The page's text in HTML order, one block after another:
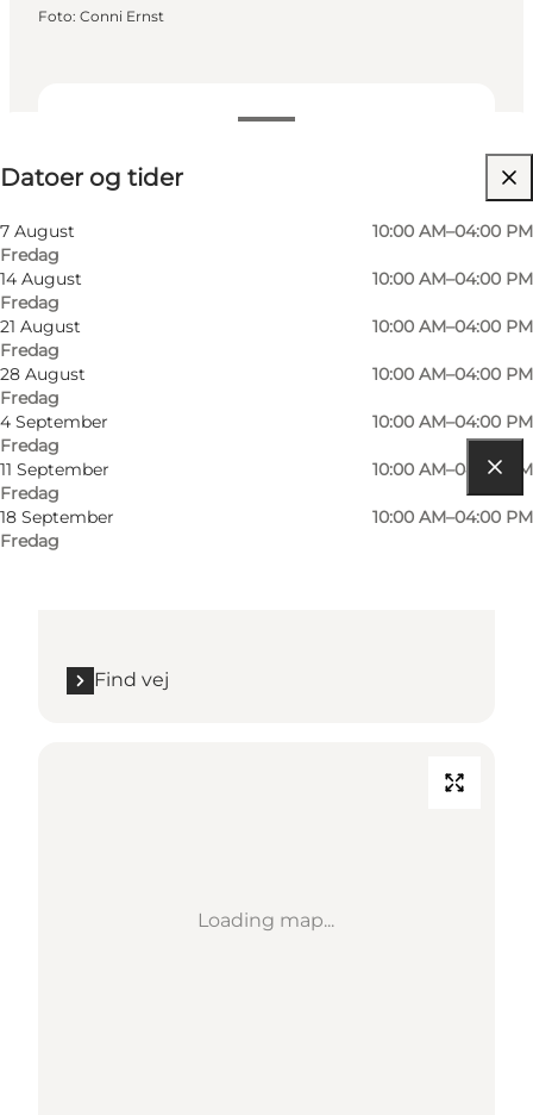
Datoer og tider
7 August
Fredag
10:00 AM–04:00 PM
14 August
Fredag
10:00 AM–04:00 PM
21 August
Fredag
10:00 AM–04:00 PM
28 August
Fredag
10:00 AM–04:00 PM
4 September
Fredag
10:00 AM–04:00 PM
11 September
Fredag
10:00 AM–04:00 PM
18 September
Fredag
10:00 AM–04:00 PM
Besøg hjemmeside
Foto: Conni Ernst
Find vej
Loading map...